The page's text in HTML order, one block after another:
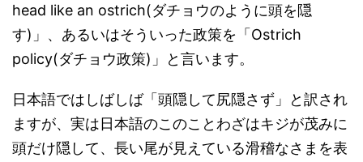
head like an ostrich(ダチョウのように頭を隠
す)」、あるいはそういった政策を「Ostrich
policy(ダチョウ政策)」と言います。
日本語ではしばしば「頭隠して尻隠さず」と訳され
ますが、実は日本語のこのことわざはキジが茂みに
頭だけ隠して、長い尾が見えている滑稽なさまを表